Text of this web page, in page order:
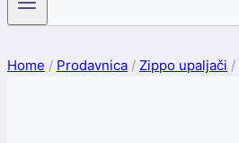
Home / Prodavnica / Zippo upaljači /